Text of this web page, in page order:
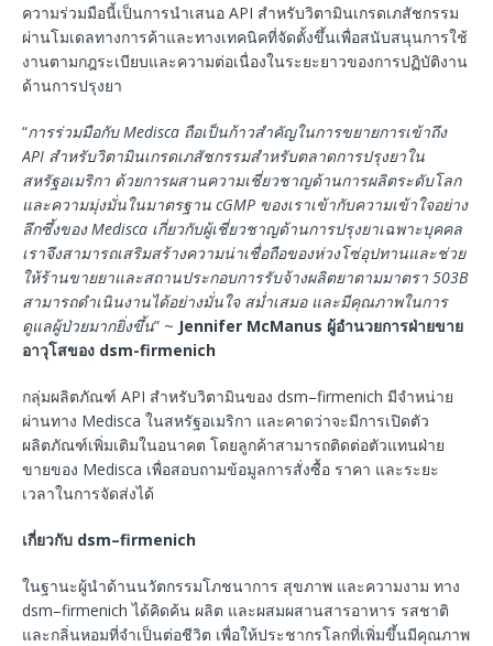
ความร่วมมือนี้เป็นการนำเสนอ API สำหรับวิตามินเกรดเภสัชกรรม
ผ่านโมเดลทางการค้าและทางเทคนิคที่จัดตั้งขึ้นเพื่อสนับสนุนการใช้
งานตามกฎระเบียบและความต่อเนื่องในระยะยาวของการปฏิบัติงาน
ด้านการปรุงยา
“การร่วมมือกับ Medisca ถือเป็นก้าวสำคัญในการขยายการเข้าถึง
API สำหรับวิตามินเกรดเภสัชกรรมสำหรับตลาดการปรุงยาใน
สหรัฐอเมริกา ด้วยการผสานความเชี่ยวชาญด้านการผลิตระดับโลก
และความมุ่งมั่นในมาตรฐาน cGMP ของเราเข้ากับความเข้าใจอย่าง
ลึกซึ้งของ Medisca เกี่ยวกับผู้เชี่ยวชาญด้านการปรุงยาเฉพาะบุคคล
เราจึงสามารถเสริมสร้างความน่าเชื่อถือของห่วงโซ่อุปทานและช่วย
ให้ร้านขายยาและสถานประกอบการรับจ้างผลิตยาตามมาตรา 503B
สามารถดำเนินงานได้อย่างมั่นใจ สม่ำเสมอ และมีคุณภาพในการ
ดูแลผู้ป่วยมากยิ่งขึ้น” ~ Jennifer McManus ผู้อำนวยการฝ่ายขาย
อาวุโสของ dsm-firmenich
กลุ่มผลิตภัณฑ์ API สำหรับวิตามินของ dsm–firmenich มีจำหน่าย
ผ่านทาง Medisca ในสหรัฐอเมริกา และคาดว่าจะมีการเปิดตัว
ผลิตภัณฑ์เพิ่มเติมในอนาคต โดยลูกค้าสามารถติดต่อตัวแทนฝ่าย
ขายของ Medisca เพื่อสอบถามข้อมูลการสั่งซื้อ ราคา และระยะ
เวลาในการจัดส่งได้
เกี่ยวกับ dsm–firmenich
ในฐานะผู้นำด้านนวัตกรรมโภชนาการ สุขภาพ และความงาม ทาง
dsm–firmenich ได้คิดค้น ผลิต และผสมผสานสารอาหาร รสชาติ
และกลิ่นหอมที่จำเป็นต่อชีวิต เพื่อให้ประชากรโลกที่เพิ่มขึ้นมีคุณภาพ